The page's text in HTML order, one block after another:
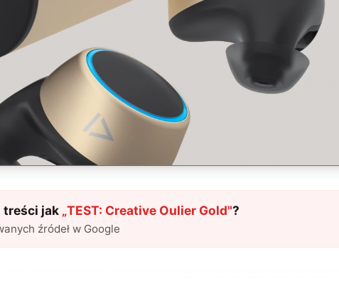
treści jak „TEST: Creative Oulier Gold"?
źródeł w Google